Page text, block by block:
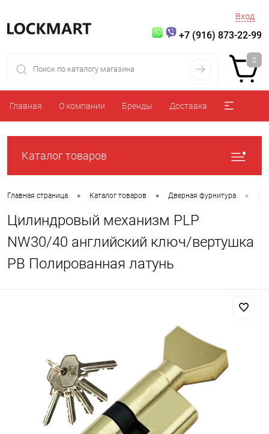
Вход
+7 (916) 873-22-99
0
Главная О компании Бренды Доставка
Каталог товаров
Главная страница • Каталог товаров • Дверная фурнитура •
Цилиндровый механизм PLP
NW30/40 английский ключ/вертушка
PB Полированная латунь